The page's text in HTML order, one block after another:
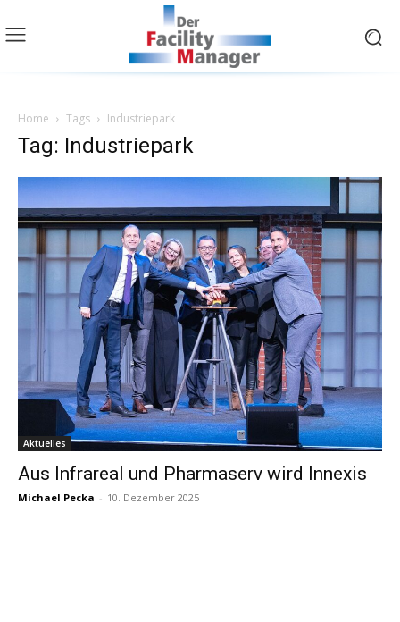
Home Tags Industriepark
Tag: Industriepark
Aktuelles
Aus Infrareal und Pharmaserv wird Innexis
Michael Pecka - 10. Dezember 2025